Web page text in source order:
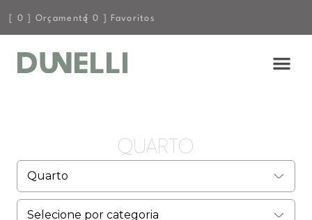
[ 0 ] Orçamento[0 ] Favoritos
QUARTO